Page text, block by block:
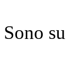
Sono